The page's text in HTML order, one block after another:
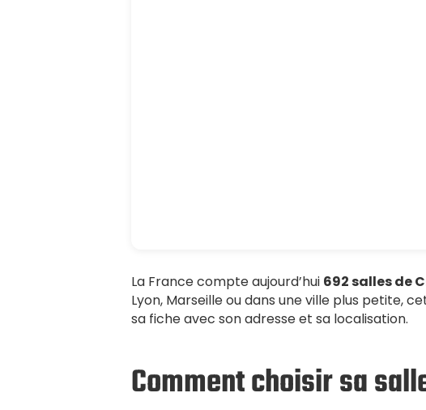
La France compte aujourd’hui 692 salles de
Lyon, Marseille ou dans une ville plus petite,
sa fiche avec son adresse et sa localisation.
Comment choisir sa